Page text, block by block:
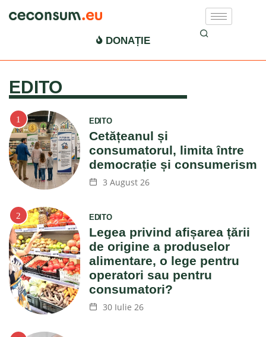
Ce Consum EU
DONAȚIE
EDITO
EDITO
Cetățeanul și
consumatorul, limita între
democrație și consumerism
3 August 26
EDITO
Legea privind afișarea țării
de origine a produselor
alimentare, o lege pentru
operatori sau pentru
consumatori?
30 Iulie 26